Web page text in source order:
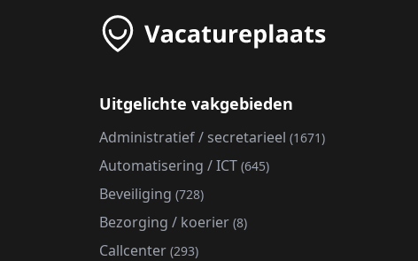
Uitgelichte vakgebieden
Administratief / secretarieel (1671)
Automatisering / ICT (645)
Beveiliging (728)
Bezorging / koerier (8)
Callcenter (293)